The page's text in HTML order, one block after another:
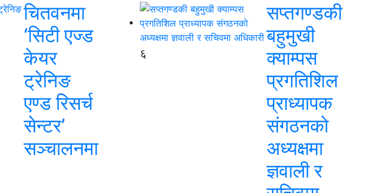
चितवनमा
‘सिटी एज्ड
केयर
ट्रेनिङ
एण्ड रिसर्च
सेन्टर’
सञ्चालनमा
६
सप्तगण्डकी
बहुमुखी
क्याम्पस
प्रगतिशिल
प्राध्यापक
संगठनको
अध्यक्षमा
ज्ञवाली र